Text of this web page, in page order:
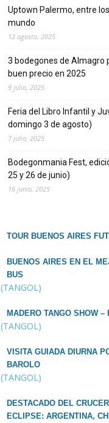
Uptown Palermo, entre
mundo
12 agosto, 2025
3 bodegones de Almagro
buen precio en 2025
9 julio, 2025
Feria del Libro Infantil y
domingo 3 de agosto)
7 julio, 2025
Bodegonmania Fest,
25 y 26 de junio)
16 junio, 2025
TOUR BUENOS AIRES
BUENOS AIRES EN EL
BUS
(TANGOL)
MADERO TANGO SHOW –
(TANGOL)
VISITA GUIADA DIURNA
BAROLO
(TANGOL)
DESTACADO DEL
ECLIPSE: ARGENTINA,